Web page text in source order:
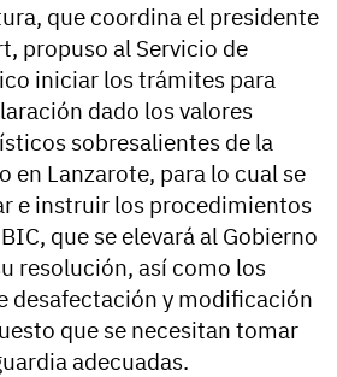
que coordina el presidente
propuso al Servicio de
iniciar los trámites para
dado los valores
sobresalientes de la
en Lanzarote, para lo cual se
e instruir los procedimientos
que se elevará al Gobierno
resolución, así como los
desafectación y modificación
que se necesitan tomar
adecuadas.